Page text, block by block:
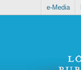
e-Media